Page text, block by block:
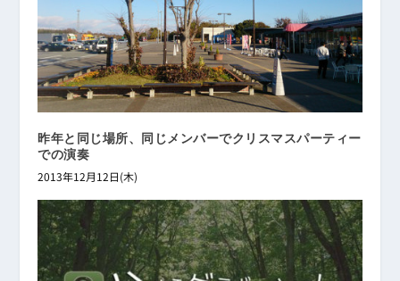
昨年と同じ場所、同じメンバーでクリスマスパーティー
での演奏
2013年12月12日(木)